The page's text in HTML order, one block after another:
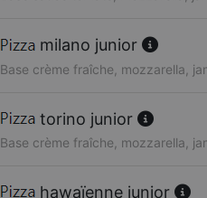
milano junior
Base crème fraîche, mozzarella,
torino junior
Base crème fraîche, mozzarella,
hawaïenne junior